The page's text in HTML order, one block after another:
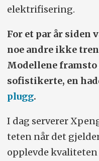
Rekkevidde/
17,9 kWt/100
Lading:280 kW
min.)
Toppfart/
475/216/165
Vekt/nyttelast
elektrifisering.
For et par år siden
noe andre ikke
Modellene
sofistikerte, en
plugg.
I dag serverer
teten når det
opplevde